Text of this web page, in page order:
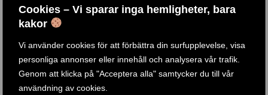
Cookies – Vi sparar inga hemligheter, bara
kakor
Vi använder cookies för att förbättra din surfupplevelse, visa
personliga annonser eller innehåll och analysera vår trafik.
Genom att klicka på "Acceptera alla" samtycker du till vår
användning av cookies.
Betygsatt 4.67
649KR 590KR
KÖP PRODUKT
Betygsatt
KÖP PRODUKT